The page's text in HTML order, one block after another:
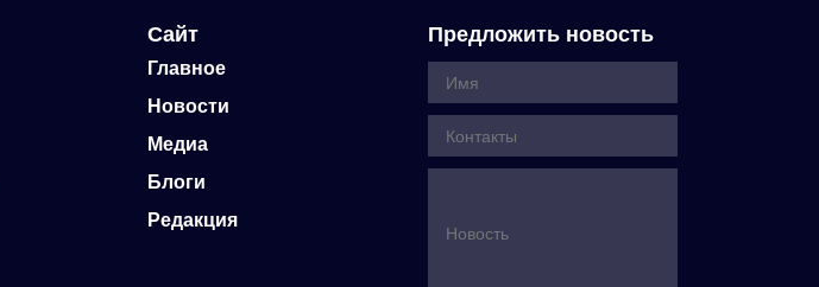
Сайт
Главное
Новости
Медиа
Блоги
Редакция
Предложить новость